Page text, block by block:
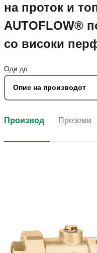
на проток и
AUTOFLOW®
со високи
Оди до
Опис на производот
Производ Преземи